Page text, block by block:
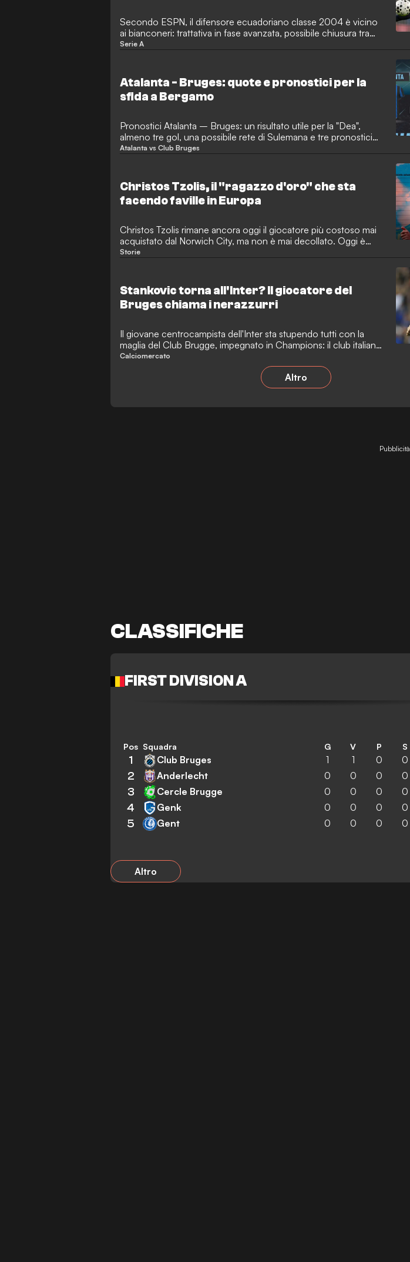
Secondo ESPN, il difensore ecuadoriano classe 2004 è vicino
ai bianconeri: trattativa in fase avanzata, possibile chiusura tra
Mondiale e estate.
Serie A
Atalanta - Bruges: quote e pronostici per la
sfida a Bergamo
Pronostici Atalanta – Bruges: un risultato utile per la "Dea",
almeno tre gol, una possibile rete di Sulemana e tre pronostici
plausibili per le scommesse.
Atalanta vs Club Bruges
Christos Tzolis, il "ragazzo d'oro" che sta
facendo faville in Europa
Christos Tzolis rimane ancora oggi il giocatore più costoso mai
acquistato dal Norwich City, ma non è mai decollato. Oggi è
però esploso in Belgio e lo attende un trasferimento da 40
Storie
Stankovic torna all'Inter? Il giocatore del
Bruges chiama i nerazzurri
Il giovane centrocampista dell'Inter sta stupendo tutti con la
maglia del Club Brugge, impegnato in Champions: il club italiano
potrebbe riportarlo a Milano in estate.
Calciomercato
Altro
Pubblicità
CLASSIFICHE
FIRST DIVISION A
Pos Squadra G V P S
1 Club Bruges 1 1 0 0
2 Anderlecht 0 0 0 0
3 Cercle Brugge 0 0 0 0
4 Genk 0 0 0 0
5 Gent 0 0 0 0
Altro